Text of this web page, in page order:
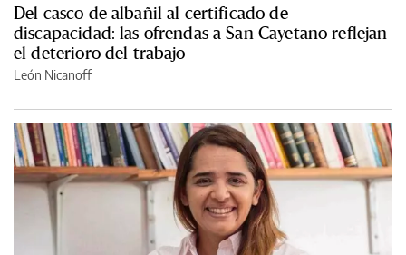
Del casco de albañil al certificado de
discapacidad: las ofrendas a San Cayetano reflejan
el deterioro del trabajo
León Nicanoff